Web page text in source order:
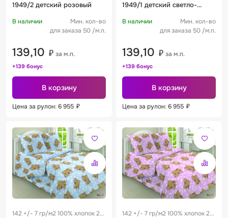
1949/2 детский розовый
В наличии
Мин. кол-во
для заказа 50 /м.п.
139,10 ₽ за м.п.
+139 бонус
В корзину
Цена за рулон: 6 955 ₽
1949/1 детский светло-
В наличии
Мин. кол-во
для заказа 50 /м.п.
139,10 ₽ за м.п.
+139 бонус
В корзину
Цена за рулон: 6 955 ₽
142 +/- 7 гр/м2 100% хлопок 28
142 +/- 7 гр/м2 100% хлопок 28